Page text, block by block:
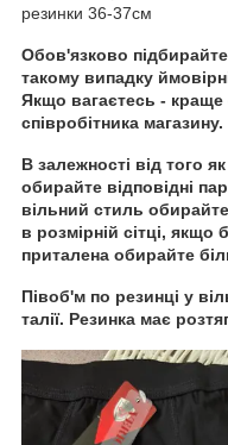
резинки 36-37см
Обов'язково підбирайте
такому випадку
Якщо вагаєтесь - краще
співробітника магазину.
В залежності від того
обирайте відповідні
вільний стиль
в розмірній сітці,
приталена обирайте
Півоб'м по резинці у
талії. Резинка має